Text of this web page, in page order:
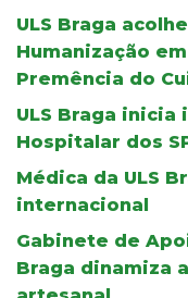
ULS Braga
Humanização
Premência do
ULS Braga
Hospitalar dos
Médica da ULS
internacional
Gabinete de
Braga dinamiza